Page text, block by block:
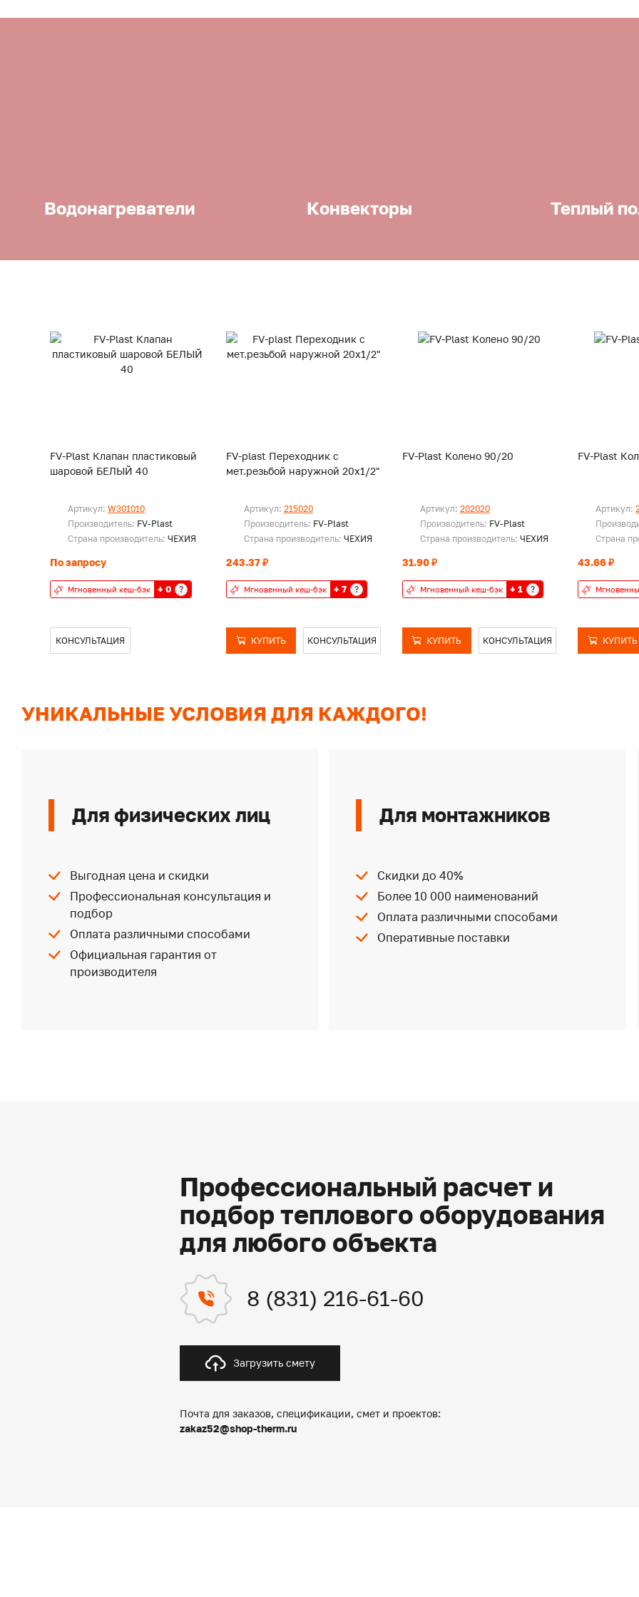
Водонагреватели Конвекторы Теплый
FV-Plast Клапан пластиковый
шаровой БЕЛЫЙ 40
Артикул: W301010
Производитель: FV-Plast
Страна производитель: ЧЕХИЯ
По запросу
Мгновенный кеш-бэк + 0 ?
КОНСУЛЬТАЦИЯ
FV-plast Переходник с
мет.резьбой наружной 20х1/2"
Артикул: 215020
Производитель: FV-Plast
Страна производитель: ЧЕХИЯ
243.37 ₽
Мгновенный кеш-бэк + 7 ?
КУПИТЬ КОНСУЛЬТАЦИЯ
FV-Plast Колено 90/20
Артикул: 202020
Производитель: FV-Plast
Страна производитель: ЧЕХИЯ
31.90 ₽
Мгновенный кеш-бэк + 1 ?
КУПИТЬ КОНСУЛЬТАЦИЯ
FV-Plast
Артикул:
Страна
43.66 ₽
КУПИТЬ
УНИКАЛЬНЫЕ УСЛОВИЯ ДЛЯ КАЖДОГО!
Для физических лиц
Выгодная цена и скидки
Профессиональная консультация и
подбор
Оплата различными способами
Официальная гарантия от
производителя
Для монтажников
Скидки до 40%
Более 10 000 наименований
Оплата различными способами
Оперативные поставки
Профессиональный расчет и
подбор теплового оборудования
для любого объекта
8 (831) 216-61-60
Загрузить смету
Почта для заказов, спецификации, смет и проектов:
zakaz52@shop-therm.ru